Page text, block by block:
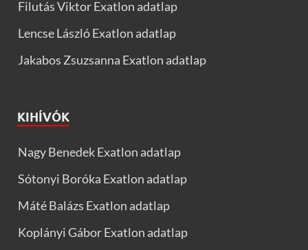
Filutás Viktor Exatlon adatlap
Lencse László Exatlon adatlap
Jakabos Zsuzsanna Exatlon adatlap
KIHÍVÓK
Nagy Benedek Exatlon adatlap
Sótonyi Boróka Exatlon adatlap
Máté Balázs Exatlon adatlap
Koplányi Gábor Exatlon adatlap